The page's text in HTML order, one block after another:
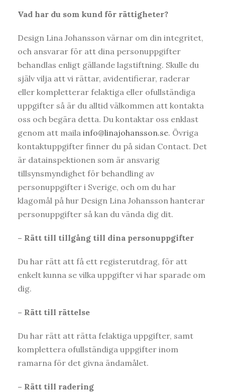
Vad har du som kund för rättigheter?
Design Lina Johansson värnar om din integritet,
och ansvarar för att dina personuppgifter
behandlas enligt gällande lagstiftning. Skulle du
själv vilja att vi rättar, avidentifierar, raderar
eller kompletterar felaktiga eller ofullständiga
uppgifter så är du alltid välkommen att kontakta
oss och begära detta. Du kontaktar oss enklast
genom att maila info@linajohansson.se. Övriga
kontaktuppgifter finner du på sidan Contact. Det
är datainspektionen som är ansvarig
tillsynsmyndighet för behandling av
personuppgifter i Sverige, och om du har
klagomål på hur Design Lina Johansson hanterar
personuppgifter så kan du vända dig dit.
– Rätt till tillgång till dina personuppgifter
Du har rätt att få ett registerutdrag, för att
enkelt kunna se vilka uppgifter vi har sparade om
dig.
– Rätt till rättelse
Du har rätt att rätta felaktiga uppgifter, samt
komplettera ofullständiga uppgifter inom
ramarna för det givna ändamålet.
– Rätt till radering